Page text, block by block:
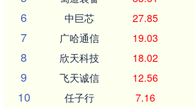
6 中巨芯 27.85
7 广哈通信 19.03
8 欣天科技 18.02
9 飞天诚信 12.56
10 任子行 7.16